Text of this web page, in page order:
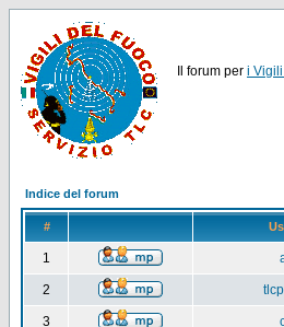
Il forum per i
Indice del forum
#
1
2
3